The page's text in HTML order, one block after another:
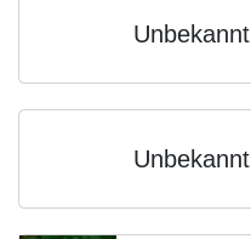
Unbekannt
Unbekannt